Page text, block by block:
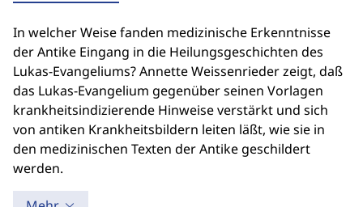
In welcher Weise fanden medizinische Erkenntnisse
der Antike Eingang in die Heilungsgeschichten des
Lukas-Evangeliums? Annette Weissenrieder zeigt, daß
das Lukas-Evangelium gegenüber seinen Vorlagen
krankheitsindizierende Hinweise verstärkt und sich
von antiken Krankheitsbildern leiten läßt, wie sie in
den medizinischen Texten der Antike geschildert
werden.